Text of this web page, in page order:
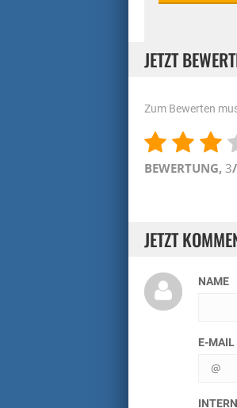
JETZT
Zum Bewerten
BEWERTUNG, 3
JETZT
NAME
E-MAIL